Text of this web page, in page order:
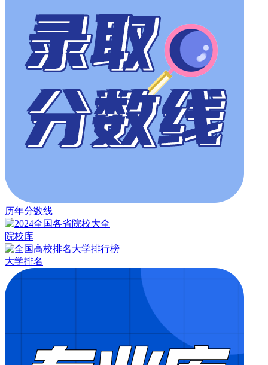
历年分数线
院校库
大学排名